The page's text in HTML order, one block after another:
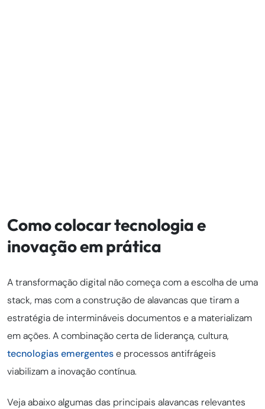
Como colocar tecnologia e
inovação em prática
A transformação digital não começa com a escolha de uma
stack, mas com a construção de alavancas que tiram a
estratégia de intermináveis documentos e a materializam
em ações. A combinação certa de liderança, cultura,
tecnologias emergentese processos antifrágeis
viabilizam a inovação contínua.
Veja abaixo algumas das principais alavancas relevantes